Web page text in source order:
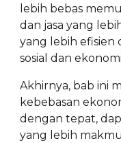
lebih bebas
dan jasa yang
yang lebih efisien
sosial dan
Akhirnya, bab ini
kebebasan
dengan tepat,
yang lebih